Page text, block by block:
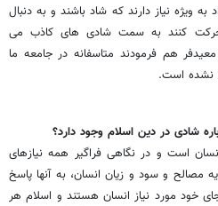
ویژه نیاز دارند که شاد باشند و به دنبال
حرکت کنند به سمت شادی های کاذب می
معیدفر هم فرمودند متاسفانه در جامعه ما
نشده است.
شادی در دین اسلام وجود دارد؟
است و در نگاهی فراگیر همه نیازهای
مصالح و سود و زیان انسان، به آنها پاسخ
خود مورد نیاز انسان هستند و اسلام هر